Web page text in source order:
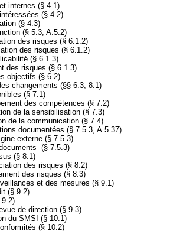
internes (§ 4.1)
(§ 4.2)
(§ 4.3)
(§ 5.3, A.5.2)
des risques (§ 6.1.2)
des risques (§ 6.1.2)
(§ 6.1.3)
des risques (§ 6.1.3)
objectifs (§ 6.2)
changements (§§ 6.3, 8.1)
(§ 7.1)
des compétences (§ 7.2)
de la sensibilisation (§ 7.3)
de la communication (§ 7.4)
documentées (§ 7.5.3, A.5.37)
externe (§ 7.5.3)
(§ 7.5.3)
(§ 8.1)
des risques (§ 8.2)
des risques (§ 8.3)
et des mesures (§ 9.1)
(§ 9.2)
9.2)
de direction (§ 9.3)
du SMSI (§ 10.1)
(§ 10.2)